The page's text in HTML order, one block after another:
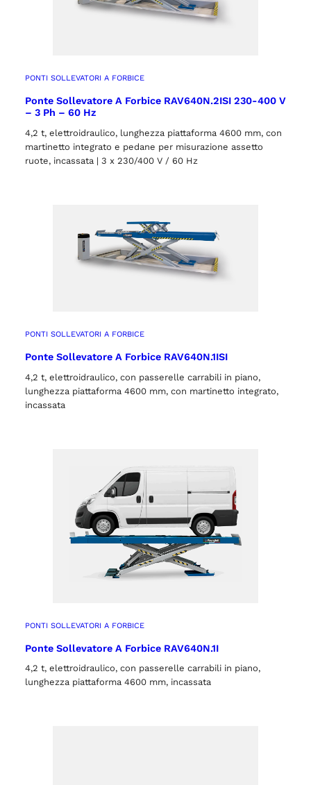
PONTI SOLLEVATORI A FORBICE
Ponte Sollevatore A Forbice RAV640N.2ISI 230-400 V
– 3 Ph – 60 Hz
4,2 t, elettroidraulico, lunghezza piattaforma 4600 mm, con
martinetto integrato e pedane per misurazione assetto
ruote, incassata | 3 x 230/400 V / 60 Hz
PONTI SOLLEVATORI A FORBICE
Ponte Sollevatore A Forbice RAV640N.1ISI
4,2 t, elettroidraulico, con passerelle carrabili in piano,
lunghezza piattaforma 4600 mm, con martinetto integrato,
incassata
PONTI SOLLEVATORI A FORBICE
Ponte Sollevatore A Forbice RAV640N.1I
4,2 t, elettroidraulico, con passerelle carrabili in piano,
lunghezza piattaforma 4600 mm, incassata